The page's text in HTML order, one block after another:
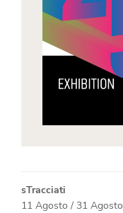
sTracciati
11 Agosto / 31 Agosto